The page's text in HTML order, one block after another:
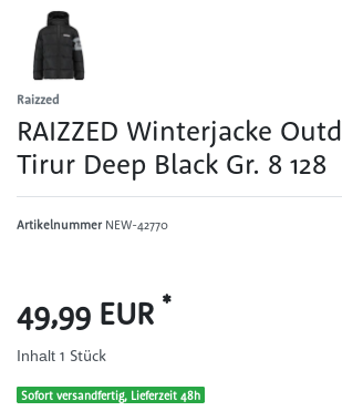
Raizzed
RAIZZED Winterjacke
Tirur Deep Black Gr. 8 128
Artikelnummer NEW-42770
49,99 EUR *
Inhalt 1 Stück
Sofort versandfertig, Lieferzeit 48h